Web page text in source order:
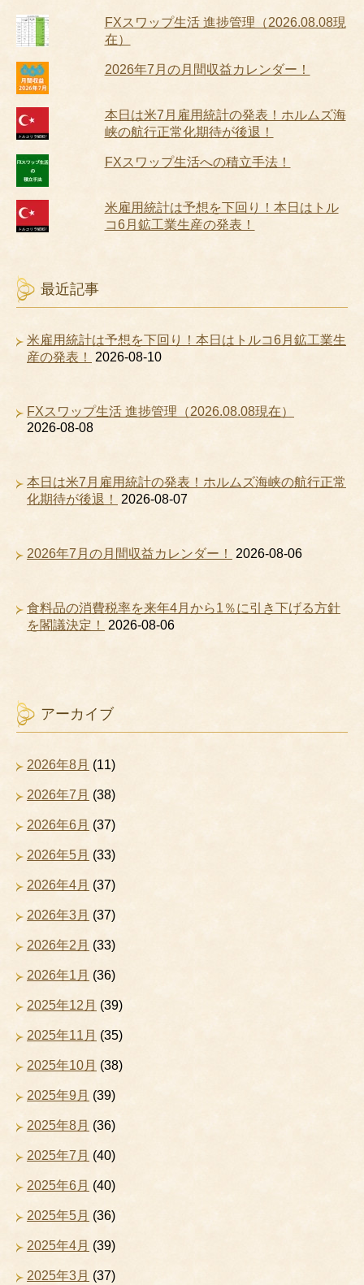
FXスワップ生活 進捗管理（2026.08.08現
在）
2026年7月の月間収益カレンダー！
本日は米7月雇用統計の発表！ホルムズ海
峡の航行正常化期待が後退！
FXスワップ生活への積立手法！
米雇用統計は予想を下回り！本日はトル
コ6月鉱工業生産の発表！
最近記事
米雇用統計は予想を下回り！本日はトルコ6月鉱工業生
産の発表！
2026-08-10
FXスワップ生活 進捗管理（2026.08.08現在）
2026-08-08
本日は米7月雇用統計の発表！ホルムズ海峡の航行正常
化期待が後退！
2026-08-07
2026年7月の月間収益カレンダー！ 2026-08-06
食料品の消費税率を来年4月から1％に引き下げる方針
を閣議決定！
2026-08-06
アーカイブ
2026年8月 (11)
2026年7月 (38)
2026年6月 (37)
2026年5月 (33)
2026年4月 (37)
2026年3月 (37)
2026年2月 (33)
2026年1月 (36)
2025年12月 (39)
2025年11月 (35)
2025年10月 (38)
2025年9月 (39)
2025年8月 (36)
2025年7月 (40)
2025年6月 (40)
2025年5月 (36)
2025年4月 (39)
2025年3月 (37)